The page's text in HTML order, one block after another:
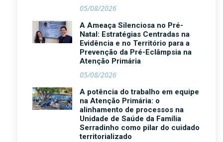
05/08/2026
A Ameaça Silenciosa no Pré-
Natal: Estratégias Centradas na
Evidência e no Território para a
Prevenção da Pré-Eclâmpsia na
Atenção Primária
05/08/2026
A potência do trabalho em equipe
na Atenção Primária: o
alinhamento de processos na
Unidade de Saúde da Família
Serradinho como pilar do cuidado
territorializado